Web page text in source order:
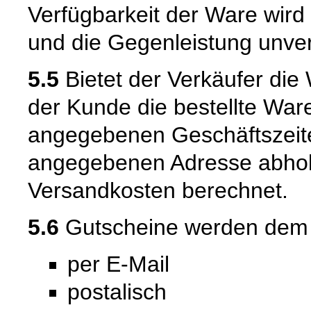
Verfügbarkeit der Ware
und die Gegenleistung
5.5 Bietet der Verkäufer die
der Kunde die bestellte
angegebenen
angegebenen Adresse
Versandkosten berechnet.
5.6 Gutscheine werden
per E-Mail
postalisch